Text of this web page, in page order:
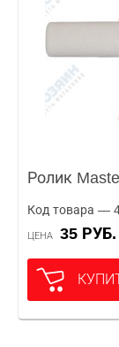
Ролик
Код товара —
ЦЕНА 35 РУБ.